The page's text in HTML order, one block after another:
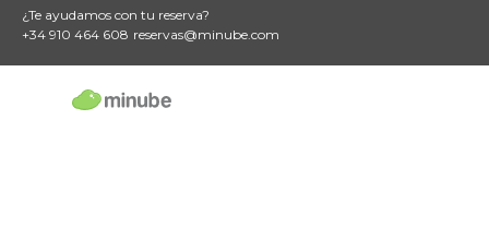
¿Te ayudamos con tu reserva?
+34 910 464 608 reservas@minube.com